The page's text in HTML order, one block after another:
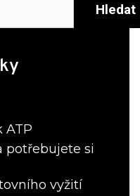
Hledat
ATP
potřebujete si
vyžití